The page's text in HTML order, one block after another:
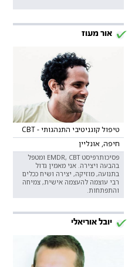
אור מעוז
טיפול קוגניטיבי התנהגותי - CBT
חיפה, אונליין
פסיכותרפיסט EMDR, CBT ומטפל
בהבעה ויצירה. אני מאמין גדול
בתנועה, מוזיקה, יצירה ושיח ככלים
רבי עוצמה להעצמה אישית, צמיחה
והתפתחות.
יובל אוריאלי